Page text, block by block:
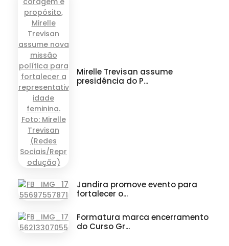
Mirelle Trevisan assume
presidência do P...
Jandira promove evento para
fortalecer o...
Formatura marca encerramento
do Curso Gr...